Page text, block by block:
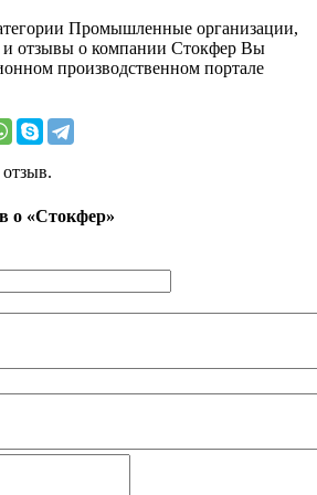
Промышленные организации,
и отзывы о компании Стокфер Вы
производственном портале
о «Стокфер»